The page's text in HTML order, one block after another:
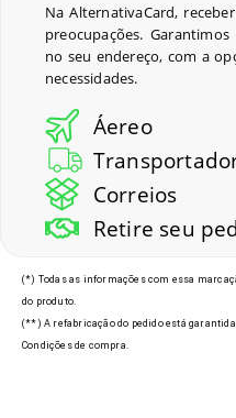
Na AlternativaCard,
preocupações.
no seu endereço, com a
necessidades.
Áereo
Correios
Retire seu
(*) Todas as informações com essa
do produto.
(**) A refabricação do pedido está
Condições de compra.